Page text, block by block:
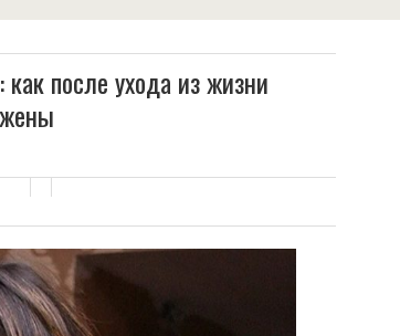
после ухода из жизни